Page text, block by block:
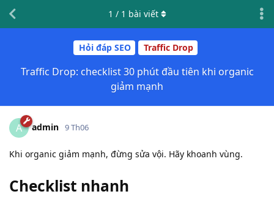
Hỏi đáp SEO Traffic Drop
Traffic Drop: checklist 30 phút đầu tiên khi organic
giảm mạnh
1 / 1 bài viết
A admin 9 Th06
Khi organic giảm mạnh, đừng sửa vội. Hãy khoanh vùng.
Checklist nhanh